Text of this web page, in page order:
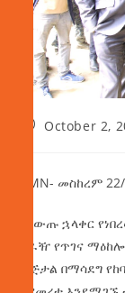
October 2,
AMN- መስከረም
በለውጡ ኋላቀር
ጋራዥ የጥገና
ዲጅታል በማሳደግ